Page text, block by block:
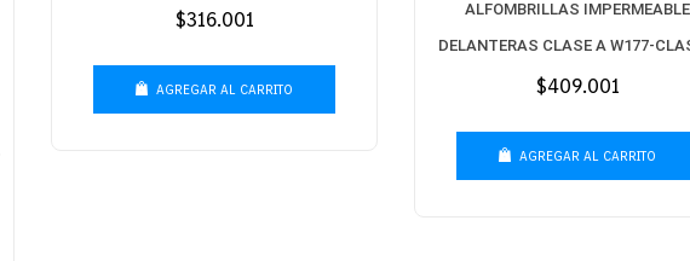
Precio
$316.001
AGREGAR AL CARRITO
ALFOMBRILLAS IMPERMEABLE
DELANTERAS CLASE A W177-
W247-CLA W118
Precio
$409.001
AGREGAR AL CARRITO